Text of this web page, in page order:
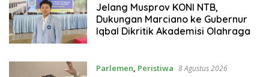
Jelang Musprov KONI NTB,
Dukungan Marciano ke Gubernur
Iqbal Dikritik Akademisi Olahraga
Parlemen, Peristiwa 8 Agustus 2026